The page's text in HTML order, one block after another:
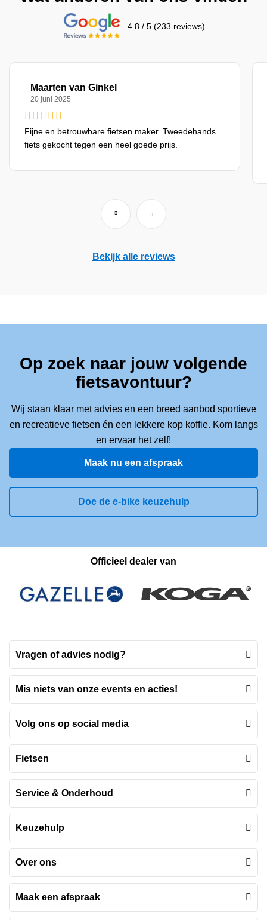
4.8 / 5 (233 reviews)
Maarten van Ginkel
20 juni 2025
Fijne en betrouwbare fietsen maker. Tweedehands
fiets gekocht tegen een heel goede prijs.
Bekijk alle reviews
Op zoek naar jouw volgende
fietsavontuur?
Wij staan klaar met advies en een breed aanbod sportieve
en recreatieve fietsen én een lekkere kop koffie. Kom langs
en ervaar het zelf!
Maak nu een afspraak
Doe de e-bike keuzehulp
Officieel dealer van
Vragen of advies nodig?
Mis niets van onze events en acties!
Volg ons op social media
Fietsen
Service & Onderhoud
Keuzehulp
Over ons
Maak een afspraak